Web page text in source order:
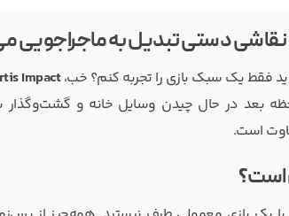
نقاشی دستی تبدیل به ماجراجویی
فقط یک سبک بازی را تجربه کنم؟ خب،Artis Impact
بعد در حال چیدن وسایل خانه و گشت‌وگذار
است.
است؟